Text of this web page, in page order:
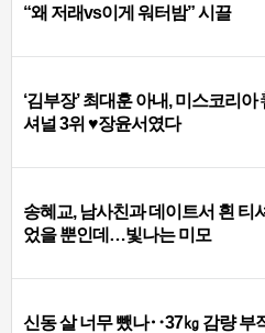
“왜 저래vs이게 워터밤” 시끌
‘김부장’ 최대훈 아내, 미스코리아
셔널 3위 ♥장윤서였다
송혜교, 남사친과 데이트서 흰 티
었을 뿐인데…빛나는 미모
신동 살 너무 뺐나‥37㎏ 감량 부